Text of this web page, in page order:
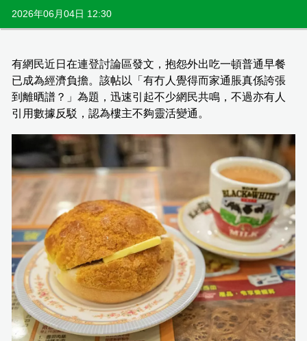
2026年06月04日 12:30
有網民近日在連登討論區發文，抱怨外出吃一頓普通早餐
已成為經濟負擔。該帖以「有冇人覺得而家通脹真係誇張
到離晒譜？」為題，迅速引起不少網民共鳴，不過亦有人
引用數據反駁，認為樓主不夠靈活變通。